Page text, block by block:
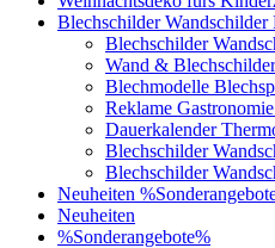
Blechschilder Wandschilder
Blechschilder
Wand &
Blechmodelle
Reklame
Dauerkalender
Blechschilder
Blechschilder
Neuheiten
Neuheiten
%Sonderangebote%